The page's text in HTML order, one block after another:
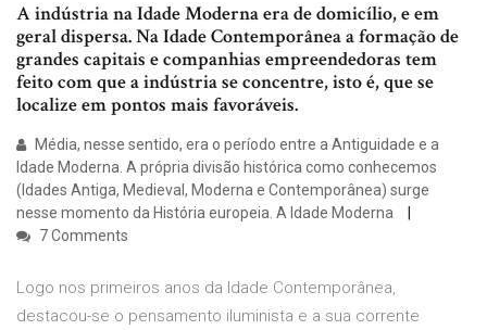
A indústria na Idade Moderna era de domicílio, e em
geral dispersa. Na Idade Contemporânea a formação de
grandes capitais e companhias empreendedoras tem
feito com que a indústria se concentre, isto é, que se
localize em pontos mais favoráveis.
Média, nesse sentido, era o período entre a Antiguidade e a
Idade Moderna. A própria divisão histórica como conhecemos
(Idades Antiga, Medieval, Moderna e Contemporânea) surge
nesse momento da História europeia. A Idade Moderna
7 Comments
Logo nos primeiros anos da Idade Contemporânea,
destacou-se o pensamento iluminista e a sua corrente